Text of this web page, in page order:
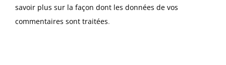
savoir plus sur la façon dont les données de vos
commentaires sont traitées.